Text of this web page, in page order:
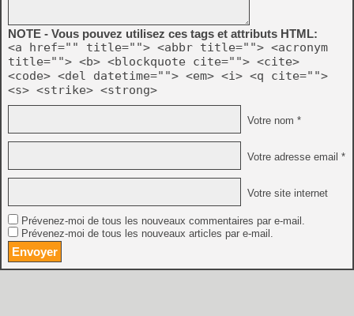
NOTE - Vous pouvez utilisez ces tags et attributs HTML:
<a href="" title=""> <abbr title=""> <acronym
title=""> <b> <blockquote cite=""> <cite>
<code> <del datetime=""> <em> <i> <q cite="">
<s> <strike> <strong>
Votre nom *
Votre adresse email *
Votre site internet
Prévenez-moi de tous les nouveaux commentaires par e-mail.
Prévenez-moi de tous les nouveaux articles par e-mail.